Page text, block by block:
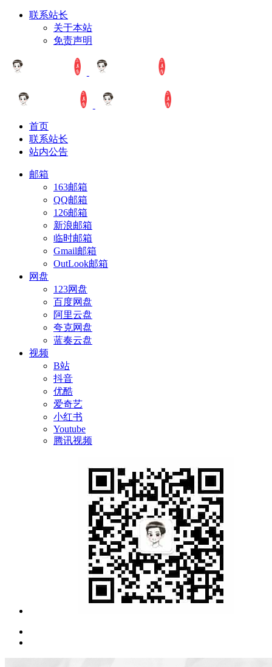
联系站长
关于本站
免责声明
首页
联系站长
站内公告
邮箱
163邮箱
QQ邮箱
126邮箱
新浪邮箱
临时邮箱
Gmail邮箱
OutLook邮箱
网盘
123网盘
百度网盘
阿里云盘
夸克网盘
蓝奏云盘
视频
B站
抖音
优酷
爱奇艺
小红书
Youtube
腾讯视频